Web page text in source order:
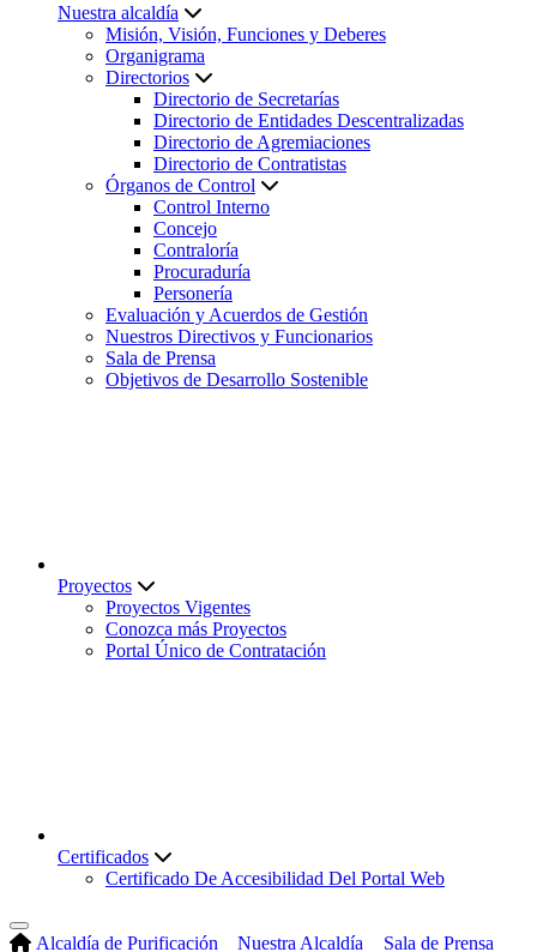
Nuestra alcaldía
Misión, Visión, Funciones y Deberes
Organigrama
Directorios
Directorio de Secretarías
Directorio de Entidades Descentralizadas
Directorio de Agremiaciones
Directorio de Contratistas
Órganos de Control
Control Interno
Concejo
Contraloría
Procuraduría
Personería
Evaluación y Acuerdos de Gestión
Nuestros Directivos y Funcionarios
Sala de Prensa
Objetivos de Desarrollo Sostenible
Proyectos
Proyectos Vigentes
Conozca más Proyectos
Portal Único de Contratación
Certificados
Certificado De Accesibilidad Del Portal Web
Alcaldía de Purificación Nuestra Alcaldía Sala de Prensa